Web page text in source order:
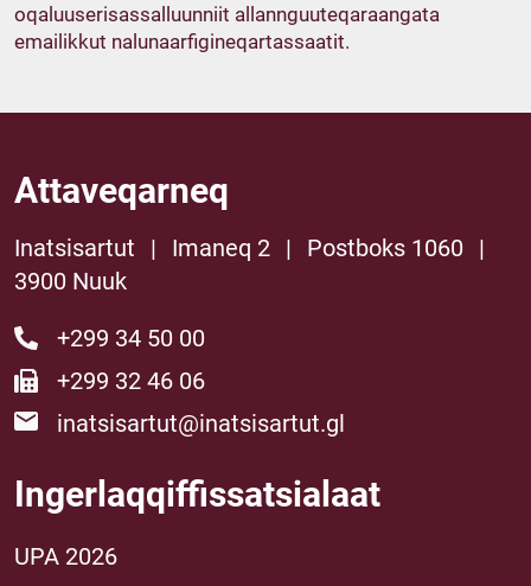
oqaluuserisassalluunniit allannguuteqaraangata
emailikkut nalunaarfigineqartassaatit.
Attaveqarneq
Inatsisartut | Imaneq 2 | Postboks 1060
|
3900 Nuuk
+299 34 50 00
+299 32 46 06
inatsisartut@inatsisartut.gl
Ingerlaqqiffissatsialaat
UPA 2026